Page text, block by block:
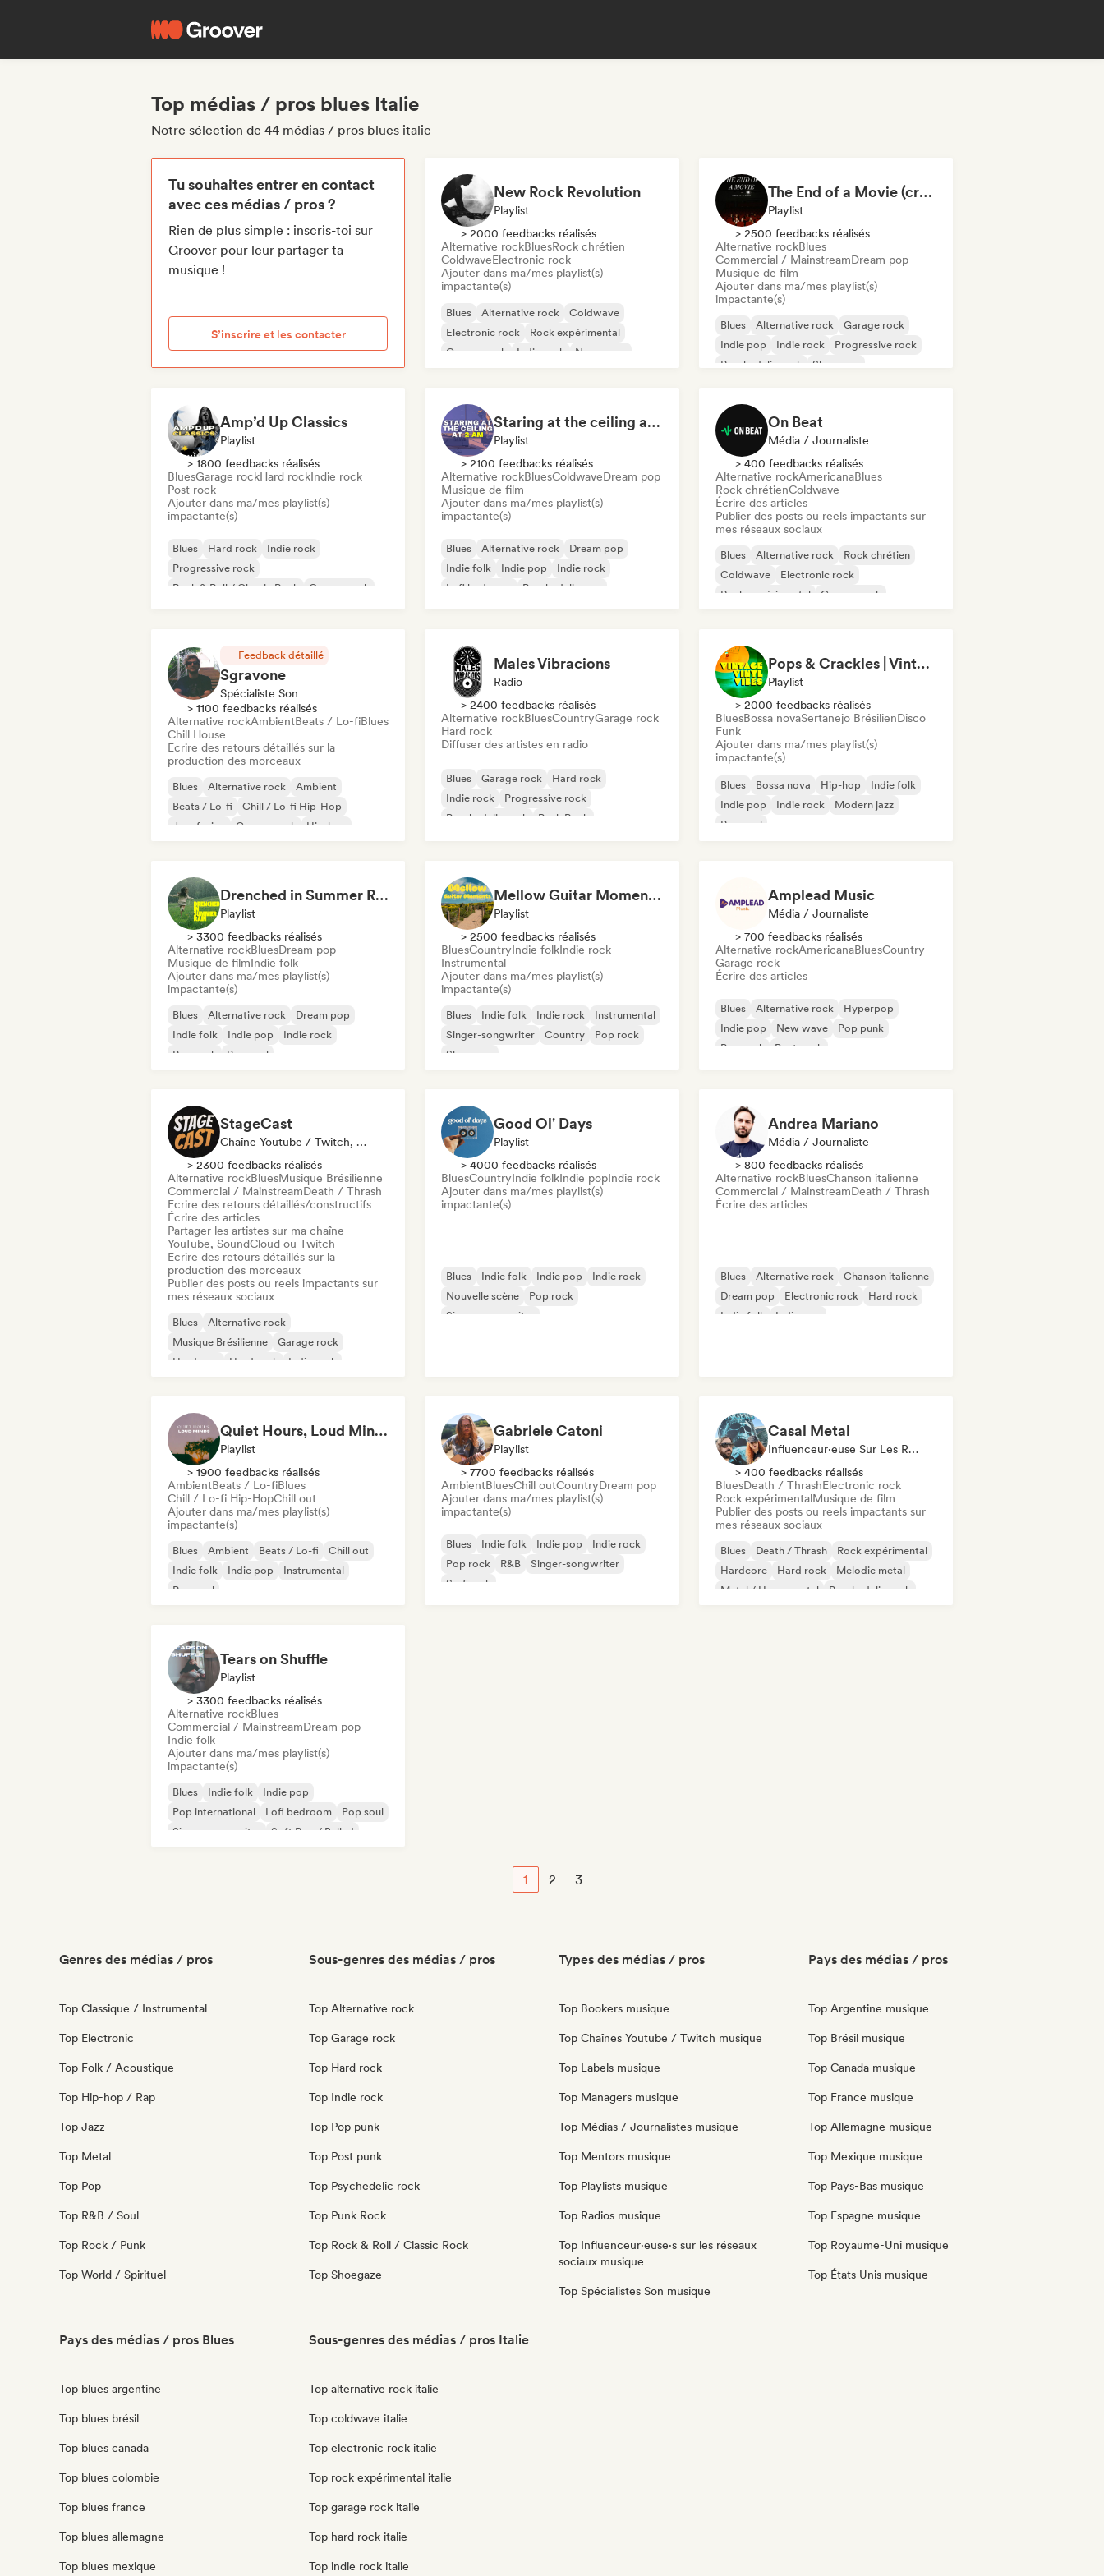
Top médias / pros blues Italie
Notre sélection de 44 médias / pros blues italie
Tu souhaites entrer en contact
avec ces médias / pros ?
Rien de plus simple : inscris-toi sur
Groover pour leur partager ta
musique !
S’inscrire et les contacter
New Rock Revolution
Playlist
> 2000 feedbacks réalisés
Alternative rockBluesRock chrétien
ColdwaveElectronic rock
Ajouter dans ma/mes playlist(s)
impactante(s)
Blues Alternative rock
Coldwave
Electronic rock
Rock expérimental
Garage rock
Indie rock New wave
The End of a Movie (credit scenes) 🎞️ Cinematic Dream Pop & Bedroom Indie
Playlist
> 2500 feedbacks réalisés
Alternative rockBlues
Commercial / MainstreamDream pop
Musique de film
Ajouter dans ma/mes playlist(s)
impactante(s)
Blues Alternative rock
Garage rock
Indie pop
Indie rock
Progressive rock
Psychedelic rock
Shoegaze
Amp’d Up Classics
Playlist
> 1800 feedbacks réalisés
BluesGarage rockHard rockIndie rock
Post rock
Ajouter dans ma/mes playlist(s)
impactante(s)
Blues Hard rock
Indie rock
Progressive rock
Rock & Roll / Classic Rock
Garage rock
Staring at the ceiling at 2am
Playlist
> 2100 feedbacks réalisés
Alternative rockBluesColdwaveDream pop
Musique de film
Ajouter dans ma/mes playlist(s)
impactante(s)
Blues Alternative rock
Dream pop
Indie folk
Indie pop
Indie rock
Lofi bedroom
Psychedelic pop
On Beat
Média / Journaliste
> 400 feedbacks réalisés
Alternative rockAmericanaBlues
Rock chrétienColdwave
Écrire des articles
Publier des posts ou reels impactants sur
mes réseaux sociaux
Blues Alternative rock
Rock chrétien
Coldwave
Electronic rock
Rock expérimental
Garage rock
Feedback détaillé
Sgravone
Spécialiste Son
> 1100 feedbacks réalisés
Alternative rockAmbientBeats / Lo-fiBlues
Chill House
Ecrire des retours détaillés sur la
production des morceaux
Blues Alternative rock
Ambient
Beats / Lo-fi
Chill / Lo-fi Hip-Hop
Jazz fusion
Garage rock Hip-hop
Males Vibracions
Radio
> 2400 feedbacks réalisés
Alternative rockBluesCountryGarage rock
Hard rock
Diffuser des artistes en radio
Blues Garage rock
Hard rock
Indie rock
Progressive rock
Psychedelic rock
Punk Rock
Pops & Crackles | Vintage Vinyl Vibes
Playlist
> 2000 feedbacks réalisés
BluesBossa novaSertanejo BrésilienDisco
Funk
Ajouter dans ma/mes playlist(s)
impactante(s)
Blues Bossa nova Hip-hop
Indie folk
Indie pop
Indie rock
Modern jazz
Pop soul
Drenched in Summer Rain 🌧️🌴
Playlist
> 3300 feedbacks réalisés
Alternative rockBluesDream pop
Musique de filmIndie folk
Ajouter dans ma/mes playlist(s)
impactante(s)
Blues Alternative rock
Dream pop
Indie folk
Indie pop
Indie rock
Pop rock
Pop soul
Mellow Guitar Moments 🎸 Acoustic Indie Folk & Singer-Songwriter
Playlist
> 2500 feedbacks réalisés
BluesCountryIndie folkIndie rock
Instrumental
Ajouter dans ma/mes playlist(s)
impactante(s)
Blues Indie folk Indie rock
Instrumental
Singer-songwriter
Country
Pop rock
Shoegaze
Amplead Music
Média / Journaliste
> 700 feedbacks réalisés
Alternative rockAmericanaBluesCountry
Garage rock
Écrire des articles
Blues Alternative rock
Hyperpop
Indie pop
New wave
Pop punk
Pop rock
Post punk
StageCast
Chaîne Youtube / Twitch, Média / Journaliste, Mentor, Influenceur·euse Sur Les Réseaux Sociaux, Spécialiste Son
> 2300 feedbacks réalisés
Alternative rockBluesMusique Brésilienne
Commercial / MainstreamDeath / Thrash
Ecrire des retours détaillés/constructifs
Écrire des articles
Partager les artistes sur ma chaîne
YouTube, SoundCloud ou Twitch
Ecrire des retours détaillés sur la
production des morceaux
Publier des posts ou reels impactants sur
mes réseaux sociaux
Blues
Alternative rock
Musique Brésilienne
Garage rock
Hardcore
Hard rock
Indie rock
Good Ol' Days
Playlist
> 4000 feedbacks réalisés
BluesCountryIndie folkIndie popIndie rock
Ajouter dans ma/mes playlist(s)
impactante(s)
Blues Indie folk Indie pop
Indie rock
Nouvelle scène
Pop rock
Singer-songwriter
Andrea Mariano
Média / Journaliste
> 800 feedbacks réalisés
Alternative rockBluesChanson italienne
Commercial / MainstreamDeath / Thrash
Écrire des articles
Blues Alternative rock
Chanson italienne
Dream pop
Electronic rock
Hard rock
Indie folk
Indie pop
Quiet Hours, Loud Minds 🔮 Singer-Songwriter, Bedroom Pop & Dream Pop
Playlist
> 1900 feedbacks réalisés
AmbientBeats / Lo-fiBlues
Chill / Lo-fi Hip-HopChill out
Ajouter dans ma/mes playlist(s)
impactante(s)
Blues Ambient Beats / Lo-fi
Chill out
Indie folk
Indie pop
Instrumental
Pop soul
Gabriele Catoni
Playlist
> 7700 feedbacks réalisés
AmbientBluesChill outCountryDream pop
Ajouter dans ma/mes playlist(s)
impactante(s)
Blues Indie folk Indie pop
Indie rock
Pop rock
R&B
Singer-songwriter
Surf rock
Casal Metal
Influenceur·euse Sur Les Réseaux Sociaux
> 400 feedbacks réalisés
BluesDeath / ThrashElectronic rock
Rock expérimentalMusique de film
Publier des posts ou reels impactants sur
mes réseaux sociaux
Blues Death / Thrash
Rock expérimental
Hardcore
Hard rock
Melodic metal
Metal / Heavy metal
Psychedelic rock
Tears on Shuffle
Playlist
> 3300 feedbacks réalisés
Alternative rockBlues
Commercial / MainstreamDream pop
Indie folk
Ajouter dans ma/mes playlist(s)
impactante(s)
Blues Indie folk
Indie pop
Pop international
Lofi bedroom
Pop soul
Singer-songwriter
Soft Pop / Ballad
1 2 3
Genres des médias / pros
Top Classique / Instrumental
Top Electronic
Top Folk / Acoustique
Top Hip-hop / Rap
Top Jazz
Top Metal
Top Pop
Top R&B / Soul
Top Rock / Punk
Top World / Spirituel
Sous-genres des médias / pros
Top Alternative rock
Top Garage rock
Top Hard rock
Top Indie rock
Top Pop punk
Top Post punk
Top Psychedelic rock
Top Punk Rock
Top Rock & Roll / Classic Rock
Top Shoegaze
Types des médias / pros
Top Bookers musique
Top Chaînes Youtube / Twitch musique
Top Labels musique
Top Managers musique
Top Médias / Journalistes musique
Top Mentors musique
Top Playlists musique
Top Radios musique
Top Influenceur·euse·s sur les réseaux
sociaux musique
Top Spécialistes Son musique
Pays des médias / pros
Top Argentine musique
Top Brésil musique
Top Canada musique
Top France musique
Top Allemagne musique
Top Mexique musique
Top Pays-Bas musique
Top Espagne musique
Top Royaume-Uni musique
Top États Unis musique
Pays des médias / pros Blues
Top blues argentine
Top blues brésil
Top blues canada
Top blues colombie
Top blues france
Top blues allemagne
Top blues mexique
Sous-genres des médias / pros Italie
Top alternative rock italie
Top coldwave italie
Top electronic rock italie
Top rock expérimental italie
Top garage rock italie
Top hard rock italie
Top indie rock italie